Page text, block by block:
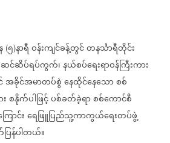
(၅)နာရီဝန်းကျင်ခန့်တွင်တနင်္သာရီတိုင်း
ဆင်ဆိပ်ရပ်ကွက်၊နယ်စပ်ရေးရာဝန်ကြီးကား
အခိုင်အမာတပ်စွဲနေထိုင်နေသောစစ်
စနိုက်ပါဖြင့်ပစ်ခတ်ခဲ့ရာစစ်ကောင်စီ
ောင်းရေဖြူပြည်သူ့ကာကွယ်ရေးတပ်ဖွဲ့
န်ပါတယ်။